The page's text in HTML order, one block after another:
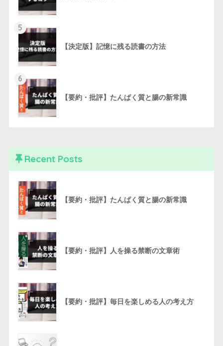
5
【決定版】記憶に残る読書の方法
6
【要約・批評】たんぱく質と腸の新常識
Recent Posts
【要約・批評】たんぱく質と腸の新常識
【要約・批評】人を操る禁断の文章術
【要約・批評】毎日を楽しめる人の考え方